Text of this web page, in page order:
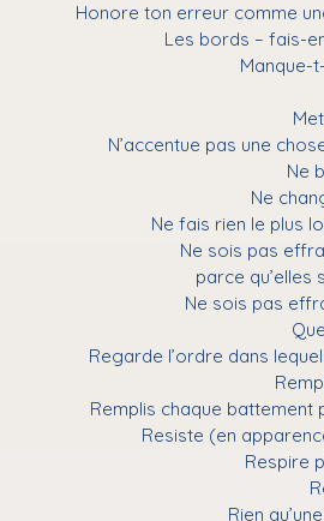
Honore ton erreur comme
Les bords – fais-
Manque-
N’accentue pas une
Ne
Ne
Ne fais rien le plus
Ne sois pas
parce
Ne sois pas
Regarde l’ordre dans
Remplis chaque battement
Resiste (en
Respire
Rien